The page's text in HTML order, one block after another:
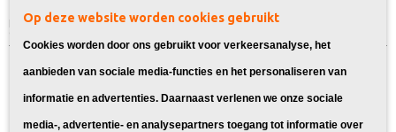
Home>Model Printer>LC-980 Inkt cartridges voor Brother
Bekijk alle printerinkt voor de
Brother DCP 167C:
Op deze website worden cookies gebruikt
Cookies worden door ons gebruikt voor verkeersanalyse, het
aanbieden van sociale media-functies en het personaliseren van
informatie en advertenties. Daarnaast verlenen we onze sociale
media-, advertentie- en analysepartners toegang tot informatie over